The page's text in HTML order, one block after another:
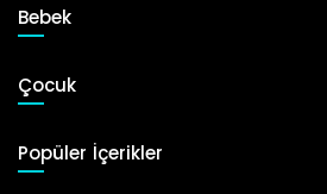
Bebek
Çocuk
Popüler İçerikler